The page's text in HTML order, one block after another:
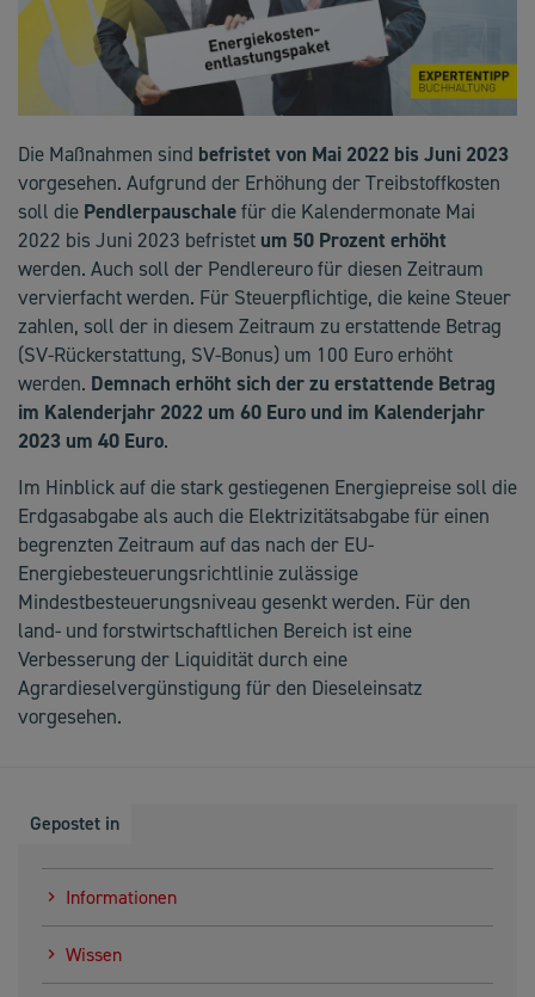
Die Maßnahmen sind befristet von Mai 2022 bis Juni 2023
vorgesehen. Aufgrund der Erhöhung der Treibstoffkosten
soll die Pendlerpauschalefür die Kalendermonate Mai
2022 bis Juni 2023 befristet um 50 Prozent erhöht
werden. Auch soll der Pendlereuro für diesen Zeitraum
vervierfacht werden. Für Steuerpflichtige, die keine Steuer
zahlen, soll der in diesem Zeitraum zu erstattende Betrag
(SV-Rückerstattung, SV-Bonus) um 100 Euro erhöht
werden. Demnach erhöht sich der zu erstattende Betrag
im Kalenderjahr 2022 um 60 Euro und im Kalenderjahr
2023 um 40 Euro.
Im Hinblick auf die stark gestiegenen Energiepreise soll die
Erdgasabgabe als auch die Elektrizitätsabgabe für einen
begrenzten Zeitraum auf das nach der EU-
Energiebesteuerungsrichtlinie zulässige
Mindestbesteuerungsniveau gesenkt werden. Für den
land- und forstwirtschaftlichen Bereich ist eine
Verbesserung der Liquidität durch eine
Agrardieselvergünstigung für den Dieseleinsatz
vorgesehen.
Gepostet in
Informationen
Wissen